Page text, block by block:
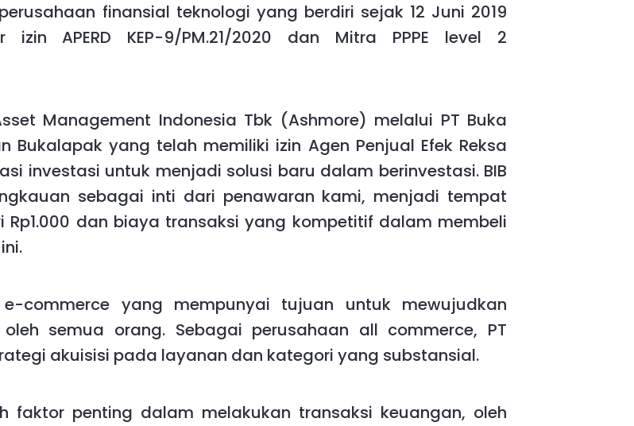
finansial teknologi yang berdiri sejak 12 Juni 2019
APERD KEP-9/PM.21/2020 dan Mitra PPPE level 2
Management Indonesia Tbk (Ashmore) melalui PT Buka
Bukalapak yang telah memiliki izin Agen Penjual Efek Reksa
investasi untuk menjadi solusi baru dalam berinvestasi. BIB
sebagai inti dari penawaran kami, menjadi tempat
dan biaya transaksi yang kompetitif dalam membeli
commerce yang mempunyai tujuan untuk mewujudkan
semua orang. Sebagai perusahaan all commerce, PT
akuisisi pada layanan dan kategori yang substansial.
faktor penting dalam melakukan transaksi keuangan, oleh